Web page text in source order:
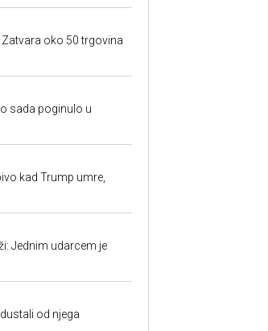
oko 50 trgovina
sada poginulo u
kad Trump umre,
Jednim udarcem je
od njega